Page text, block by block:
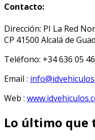
Contacto:
Dirección: PI La Red
CP 41500 Alcalá de
Teléfono: +34 636 05
Email :
Web :
Lo último que